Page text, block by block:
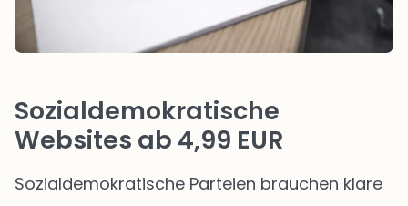
Sozialdemokratische
Websites ab 4,99 EUR
Sozialdemokratische Parteien brauchen klare